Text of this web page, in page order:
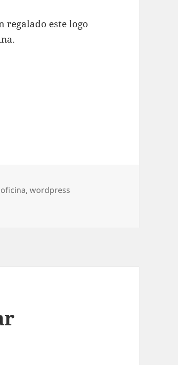
regalado este logo
oficina,wordpress